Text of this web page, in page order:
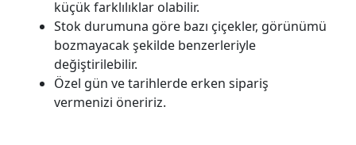
küçük farklılıklar olabilir.
Stok durumuna göre bazı çiçekler, görünümü
bozmayacak şekilde benzerleriyle
değiştirilebilir.
Özel gün ve tarihlerde erken sipariş
vermenizi öneririz.